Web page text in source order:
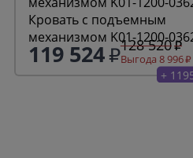
Кровать с подъемным
механизмом K01-1200-
119 524 128 520
Выгода 8 996
+